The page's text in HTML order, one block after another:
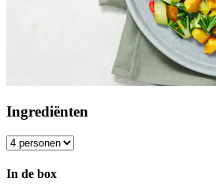
Ingrediënten
In de box